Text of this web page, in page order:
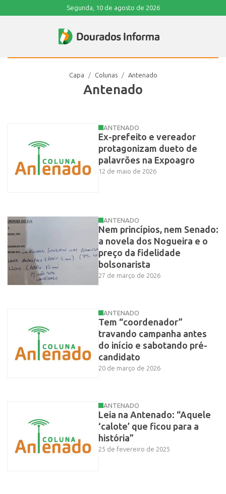
Segunda, 10 de agosto de 2026
Antenado
Capa Colunas Antenado
ANTENADO
Ex-prefeito e vereador
protagonizam dueto de
palavrões na Expoagro
12 de maio de 2026
ANTENADO
Nem princípios, nem Senado:
a novela dos Nogueira e o
preço da fidelidade
bolsonarista
27 de março de 2026
ANTENADO
Tem “coordenador”
travando campanha antes
do início e sabotando pré-
candidato
20 de março de 2026
ANTENADO
Leia na Antenado: “Aquele
‘calote’ que ficou para a
história”
25 de fevereiro de 2025